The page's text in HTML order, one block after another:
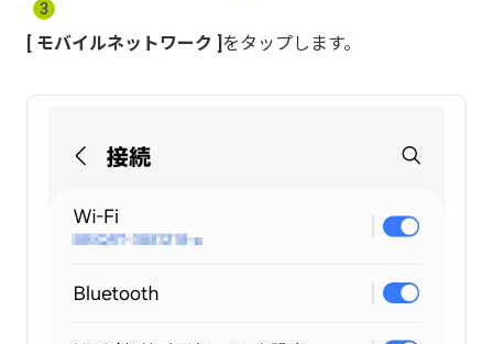
3
モバイルネットワーク をタップします。